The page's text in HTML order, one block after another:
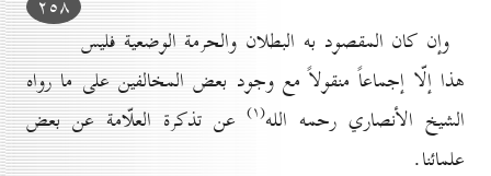
وإن كان المقصود به البطلان والحرمة الوضعية فليس
هذا إلّا إجماعاً منقولاً مع وجود بعض المخالفين على ما رواه
الشيخ الأنصاري رحمه الله(۱) عن تذكرة العلّامة عن بعض
علمائنا.